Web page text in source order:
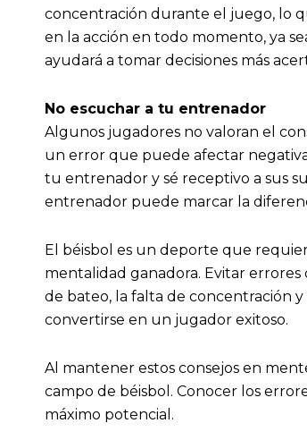
concentración durante el juego, lo
en la acción en todo momento, ya
ayudará a tomar decisiones más
No escuchar a tu entrenador
Algunos jugadores no valoran el
un error que puede afectar
tu entrenador y sé receptivo a sus
entrenador puede marcar la
El béisbol es un deporte que
mentalidad ganadora. Evitar
de bateo, la falta de concentración
convertirse en un jugador exitoso.
Al mantener estos consejos en
campo de béisbol. Conocer los
máximo potencial.